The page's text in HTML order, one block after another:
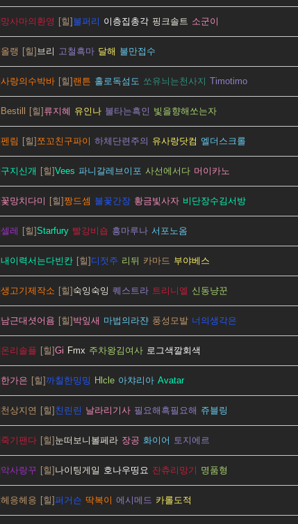
망사마의환영 불퍼리 이층집총각 핑크솔트 소군이
올랭 브리 고철흑마 달해 불만접수
사랑의수박바 랜튼 홀로독섬도 쏘유늬는천사지 Timotimo
Bestill 류지혜 유인나 불타는흑인 빛을향해쏘는자
펜림 쪼꼬친구파이 하체단련주의 유사랑닷컴 엘더스크롤
구지신개 Vees 파니갈레브이포 사선에서다 머이카노
꽃망치다미 짱드셈 불꽃간장 황금빛사자 비단장수김서방
셀레 Starfury 빨강비숍 흥마루나 서포노옴
내이력서는다빈칸 디젓주 리뒤 카마드 부야베스
생고기제작소 숙잉숙잉 퀘스트라 트리니엘 신동냥꾼
남근대셧어욤 박잎새 마법의라쟌 풍성모발 너의생각은
온리솔플 Gi Fmx 주차왕김여사 로그색깔회색
한가은 까칠한밍밍 Hlcle 아챠리아 Avatar
천상지연 친린린 날라리기사 필요해흑필요해 쥬블링
죽기팬다 눈떠보니볼페라 장공 화이어 토지에르
악사랑꾸 나이팅게일 호나우띵요 잔츄리망기 명품형
헤응헤응 퍼거슨 딱복이 에시메드 카롤도적